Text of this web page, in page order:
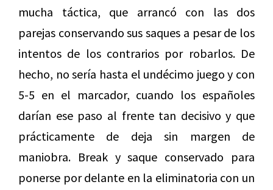
mucha táctica, que arrancó con las dos
parejas conservando sus saques a pesar de los
intentos de los contrarios por robarlos. De
hecho, no sería hasta el undécimo juego y con
5-5 en el marcador, cuando los españoles
darían ese paso al frente tan decisivo y que
prácticamente de deja sin margen de
maniobra. Break y saque conservado para
ponerse por delante en la eliminatoria con un